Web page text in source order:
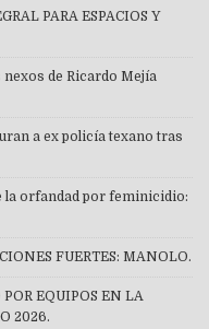
PARA ESPACIOS Y
de Ricardo Mejía
a ex policía texano tras
la orfandad por feminicidio:
FUERTES: MANOLO.
EQUIPOS EN LA
2026.